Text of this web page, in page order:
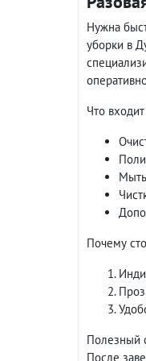
Нужна
уборки в
Что
Почему
Полезный
После